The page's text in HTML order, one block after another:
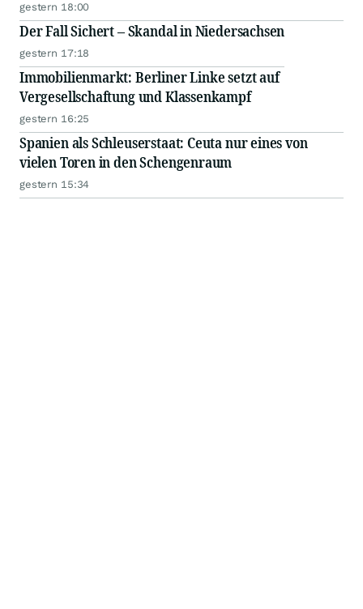
gestern 18:00
Der Fall Sichert – Skandal in Niedersachsen
gestern 17:18
Immobilienmarkt: Berliner Linke setzt auf
Vergesellschaftung und Klassenkampf
gestern 16:25
Spanien als Schleuserstaat: Ceuta nur eines von
vielen Toren in den Schengenraum
gestern 15:34